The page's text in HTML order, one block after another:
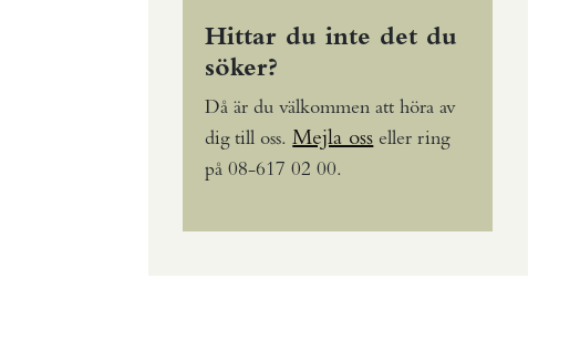
Hittar du inte det du
söker?
Då är du välkommen att höra av
dig till oss. Mejla oss eller ring
på 08-617 02 00.